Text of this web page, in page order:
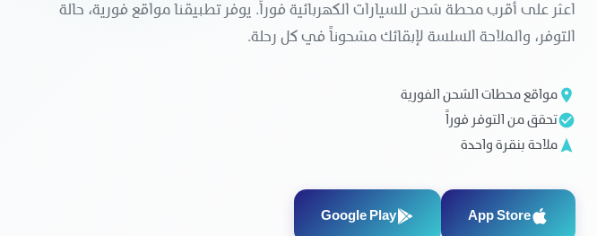
اعثر على أقرب محطة شحن للسيارات الكهربائية فوراً. يوفر تطبيقنا مواقع فورية، حالة
التوفر، والملاحة السلسة لإبقائك مشحوناً في كل رحلة.
مواقع محطات الشحن الفورية
تحقق من التوفر فوراً
ملاحة بنقرة واحدة
App Store
Google Play